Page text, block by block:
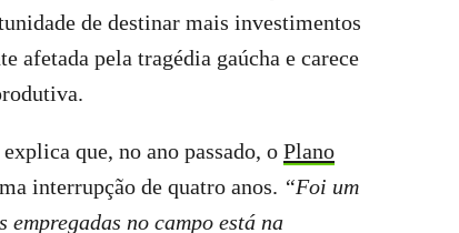
de destinar mais investimentos
afetada pela tragédia gaúcha e carece
que, no ano passado, o Plano
interrupção de quatro anos. “Foi um
no campo está na